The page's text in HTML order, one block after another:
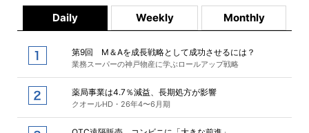
Daily Weekly Monthly
第9回 M＆Aを成長戦略として成功させるには？
業務スーパーの神戸物産に学ぶロールアップ戦略
薬局事業は4.7％減益、長期処方が影響
クオールHD・26年4〜6月期